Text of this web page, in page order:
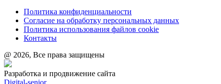
Политика конфиденциальности
Согласие на обработку персональных данных
Политика использования файлов cookie
Контакты
@ 2026, Все права защищены
Разработка и продвижение сайта